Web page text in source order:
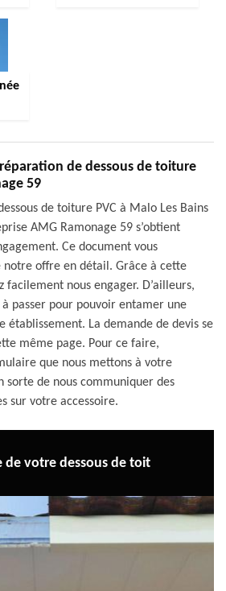
de dessous de toiture
59
de toiture PVC à Malo Les Bains
AMG Ramonage 59 s’obtient
Ce document vous
offre en détail. Grâce à cette
facilement nous engager. D’ailleurs,
passer pour pouvoir entamer une
établissement. La demande de devis se
même page. Pour ce faire,
que nous mettons à votre
sorte de nous communiquer des
sur votre accessoire.
de votre dessous de toit